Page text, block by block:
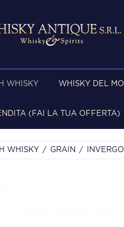
WHISKY WHISKY DEL
(FAI LA TUA OFFERTA)
WHISKY GRAIN